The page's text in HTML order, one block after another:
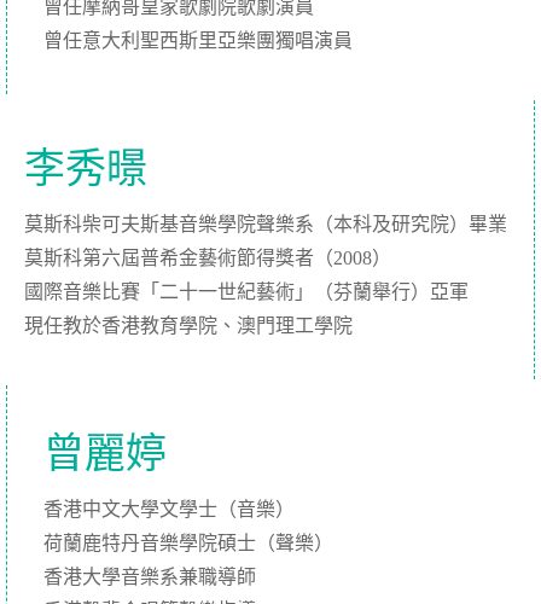
曾任摩納哥皇家歌劇院歌劇演員
曾任意大利聖西斯里亞樂團獨唱演員
李秀暻
莫斯科柴可夫斯基音樂學院聲樂系（本科及研究院）畢業
莫斯科第六屆普希金藝術節得獎者（2008）
國際音樂比賽「二十一世紀藝術」（芬蘭舉行）亞軍
現任教於香港教育學院、澳門理工學院
曾麗婷
香港中文大學文學士（音樂）
荷蘭鹿特丹音樂學院碩士（聲樂）
香港大學音樂系兼職導師